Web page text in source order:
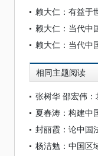
赖大仁：有益于
相同主题阅读